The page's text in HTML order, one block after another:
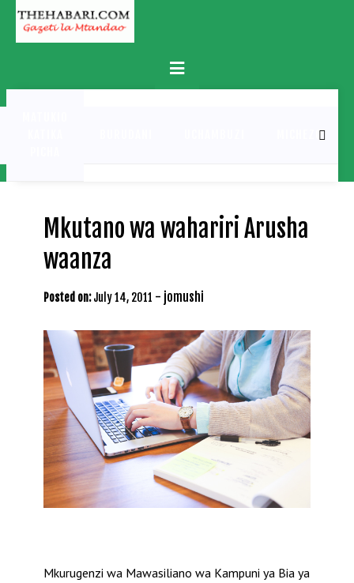
Skip
content
Primary
Menu
MICHEZO
Mkutano wa wahariri Arusha
waanza
Posted on: July 14, 2011 - jomushi
Mkurugenzi wa Mawasiliano wa Kampuni ya Bia ya